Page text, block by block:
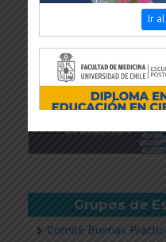
Grupos de
Comité Buenas
Ir